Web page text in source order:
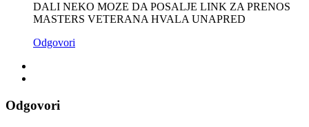
DALI NEKO MOZE DA POSALJE LINK ZA PRENOS
MASTERS VETERANA HVALA UNAPRED
Odgovori
Odgovori